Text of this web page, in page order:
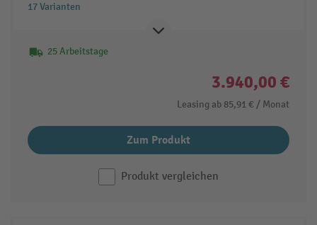
17 Varianten
25 Arbeitstage
3.940,00 €
Leasing ab 85,91 € / Monat
Zum Produkt
Produkt vergleichen